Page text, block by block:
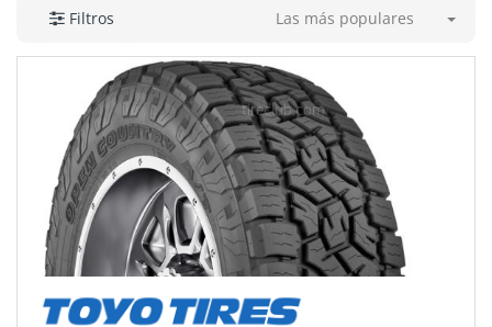
Filtros Las más populares